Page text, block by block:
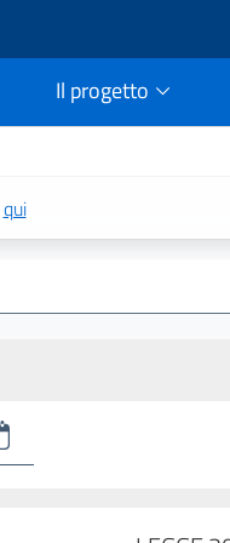
Il progetto
qui